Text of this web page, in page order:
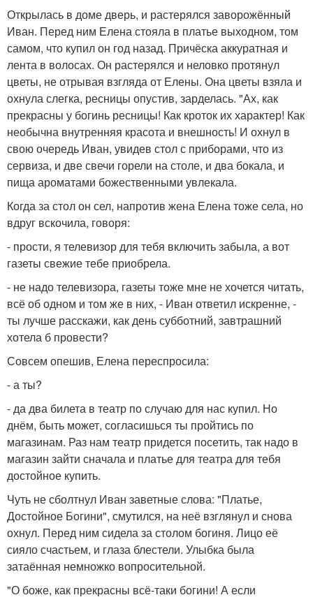
Открылась в доме дверь, и растерялся заворожённый
Иван. Перед ним Елена стояла в платье выходном, том
самом, что купил он год назад. Причёска аккуратная и
лента в волосах. Он растерялся и неловко протянул
цветы, не отрывая взгляда от Елены. Она цветы взяла и
охнула слегка, ресницы опустив, зарделась. "Ах, как
прекрасны у богинь ресницы! Как кроток их характер! Как
необычна внутренняя красота и внешность! И охнул в
свою очередь Иван, увидев стол с приборами, что из
сервиза, и две свечи горели на столе, и два бокала, и
пища ароматами божественными увлекала.
Когда за стол он сел, напротив жена Елена тоже села, но
вдруг вскочила, говоря:
- прости, я телевизор для тебя включить забыла, а вот
газеты свежие тебе приобрела.
- не надо телевизора, газеты тоже мне не хочется читать,
всё об одном и том же в них, - Иван ответил искренне, -
ты лучше расскажи, как день субботний, завтрашний
хотела б провести?
Совсем опешив, Елена переспросила:
- а ты?
- да два билета в театр по случаю для нас купил. Но
днём, быть может, согласишься ты пройтись по
магазинам. Раз нам театр придется посетить, так надо в
магазин зайти сначала и платье для театра для тебя
достойное купить.
Чуть не сболтнул Иван заветные слова: "Платье,
Достойное Богини", смутился, на неё взглянул и снова
охнул. Перед ним сидела за столом богиня. Лицо её
сияло счастьем, и глаза блестели. Улыбка была
затаённая немножко вопросительной.
"О боже, как прекрасны всё-таки богини! А если